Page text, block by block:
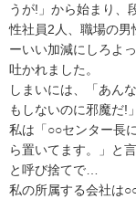
うが!」から始まり、
性社員2人、職場の男
ーいい加減にしろよ
吐かれました。
しまいには、「あん
もしないのに邪魔だ!
私は「○○センター長
ら置いてます。」と
と呼び捨てで…
私の所属する会社は